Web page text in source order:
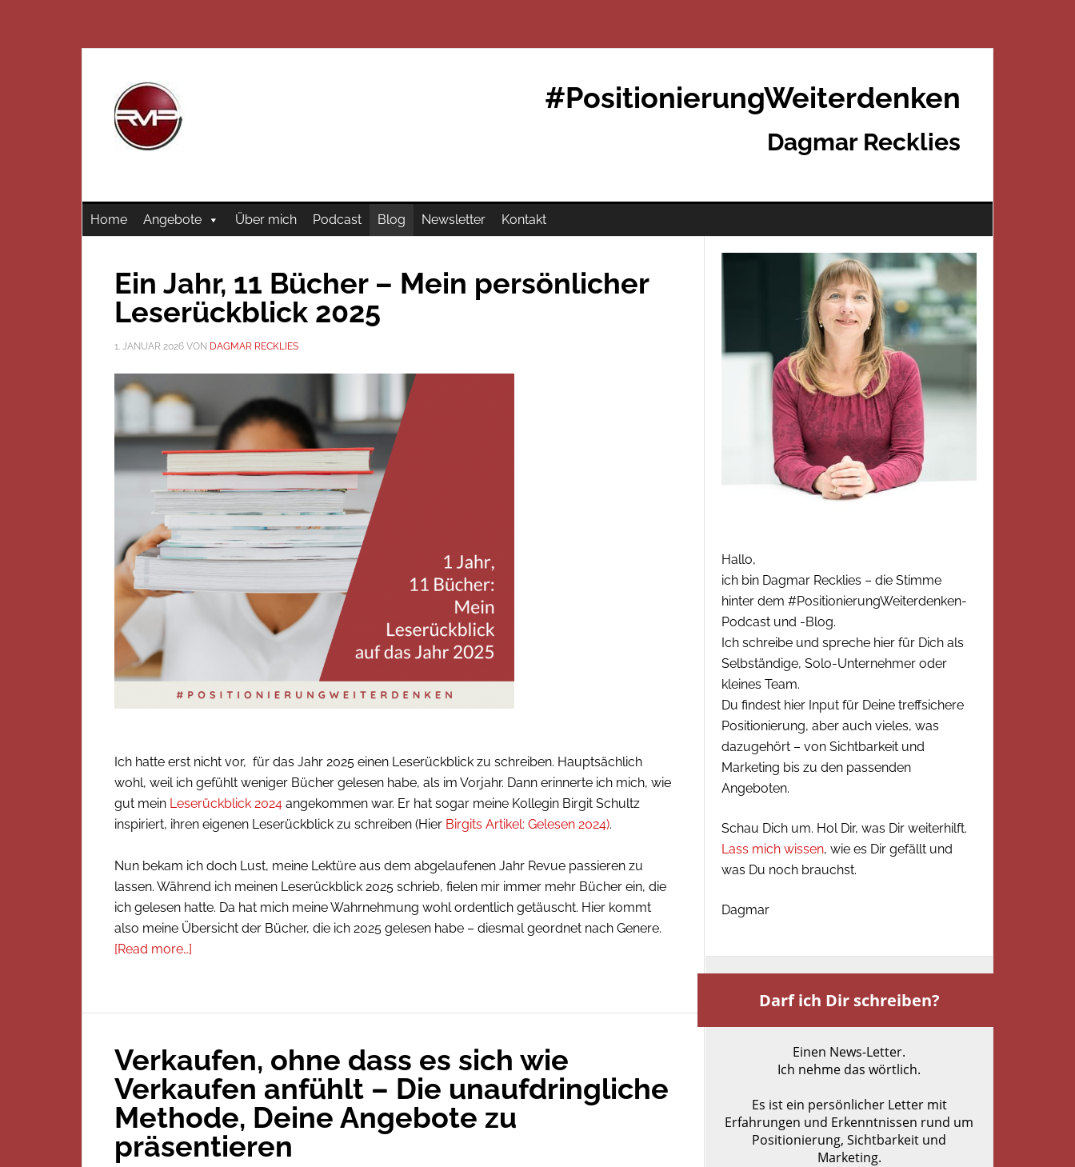
#PositionierungWeiterdenken
Dagmar Recklies
Home Angebote Über mich Podcast Blog Newsletter Kontakt
Ein Jahr, 11 Bücher – Mein persönlicher
Leserückblick 2025
1. JANUAR 2026 VON DAGMAR RECKLIES
Ich hatte erst nicht vor, für das Jahr 2025 einen Leserückblick zu schreiben. Hauptsächlich
wohl, weil ich gefühlt weniger Bücher gelesen habe, als im Vorjahr. Dann erinnerte ich mich, wie
gut mein Leserückblick 2024 angekommen war. Er hat sogar meine Kollegin Birgit Schultz
inspiriert, ihren eigenen Leserückblick zu schreiben (Hier Birgits Artikel: Gelesen 2024).
Nun bekam ich doch Lust, meine Lektüre aus dem abgelaufenen Jahr Revue passieren zu
lassen. Während ich meinen Leserückblick 2025 schrieb, fielen mir immer mehr Bücher ein, die
ich gelesen hatte. Da hat mich meine Wahrnehmung wohl ordentlich getäuscht. Hier kommt
also meine Übersicht der Bücher, die ich 2025 gelesen habe – diesmal geordnet nach Genere.
[Read more…]
Verkaufen, ohne dass es sich wie
Verkaufen anfühlt – Die unaufdringliche
Methode, Deine Angebote zu
präsentieren
Hallo,
ich bin Dagmar Recklies – die Stimme
hinter dem #PositionierungWeiterdenken-
Podcast und -Blog.
Ich schreibe und spreche hier für Dich als
Selbständige, Solo-Unternehmer oder
kleines Team.
Du findest hier Input für Deine treffsichere
Positionierung, aber auch vieles, was
dazugehört – von Sichtbarkeit und
Marketing bis zu den passenden
Angeboten.
Schau Dich um. Hol Dir, was Dir weiterhilft.
Lass mich wissen, wie es Dir gefällt und
was Du noch brauchst.
Dagmar
Darf ich Dir schreiben?
Einen News-Letter.
Ich nehme das wörtlich.
Es ist ein persönlicher Letter mit
Erfahrungen und Erkenntnissen rund um
Positionierung, Sichtbarkeit und
Marketing.